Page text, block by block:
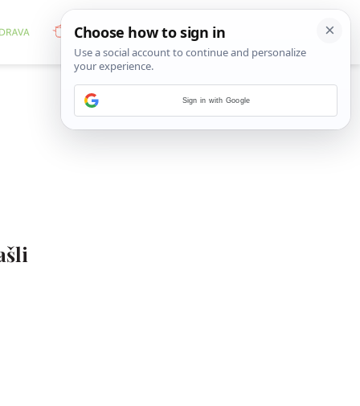
Sign in with Google